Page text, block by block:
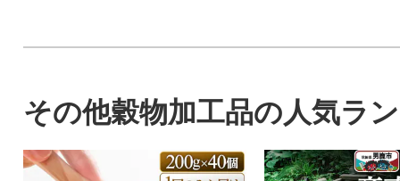
その他穀物加工品の人気ラ